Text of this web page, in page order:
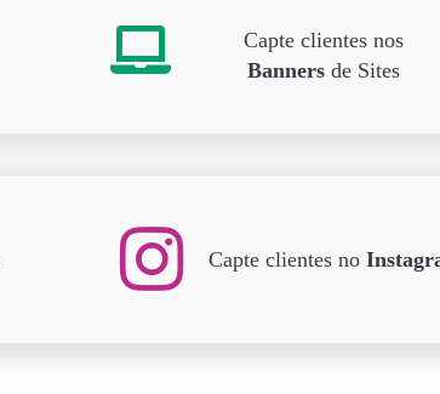
Capte clientes nos
Bannersde Sites
Capte clientes no